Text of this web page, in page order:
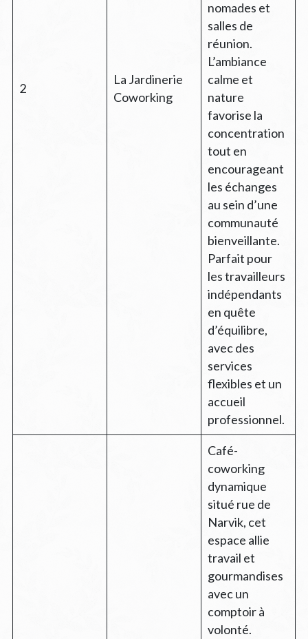
2
La Jardinerie
Coworking
nomades et
salles de
réunion.
L’ambiance
calme et
nature
favorise la
concentration
tout en
encourageant
les échanges
au sein d’une
communauté
bienveillante.
Parfait pour
les travailleurs
indépendants
en quête
d’équilibre,
avec des
services
flexibles et un
accueil
professionnel.
Café-
coworking
dynamique
situé rue de
Narvik, cet
espace allie
travail et
gourmandises
avec un
comptoir à
volonté.